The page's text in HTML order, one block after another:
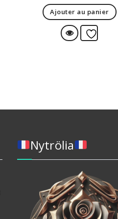
Ajouter au panier
Vue Rapide
Nytrölia